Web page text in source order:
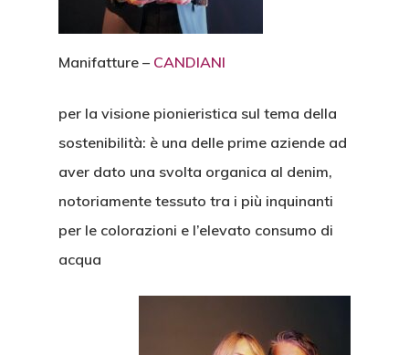
Manifatture – CANDIANI
per la visione pionieristica sul tema della
sostenibilità: è una delle prime aziende ad
aver dato una svolta organica al denim,
notoriamente tessuto tra i più inquinanti
per le colorazioni e l’elevato consumo di
acqua